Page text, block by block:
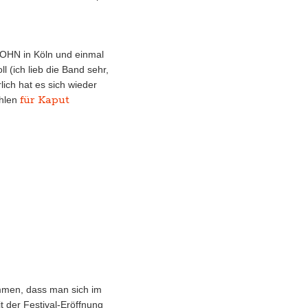
in Köln und einmal
(ich lieb die Band sehr,
hat es sich wieder
für Kaput
dass man sich im
der Festival-Eröffnung